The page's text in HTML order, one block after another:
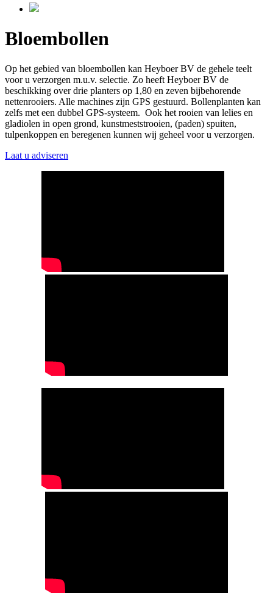
Bloembollen
Op het gebied van bloembollen kan Heyboer BV de gehele teelt
voor u verzorgen m.u.v. selectie. Zo heeft Heyboer BV de
beschikking over drie planters op 1,80 en zeven bijbehorende
nettenrooiers. Alle machines zijn GPS gestuurd. Bollenplanten kan
zelfs met een dubbel GPS-systeem. Ook het rooien van lelies en
gladiolen in open grond, kunstmeststrooien, (paden) spuiten,
tulpenkoppen en beregenen kunnen wij geheel voor u verzorgen.
Laat u adviseren